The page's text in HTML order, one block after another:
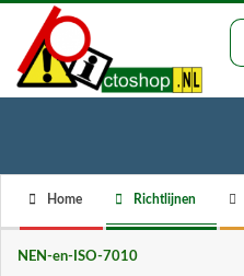
content
Navigation
Menu
Home Richtlijnen
NEN-en-ISO-7010